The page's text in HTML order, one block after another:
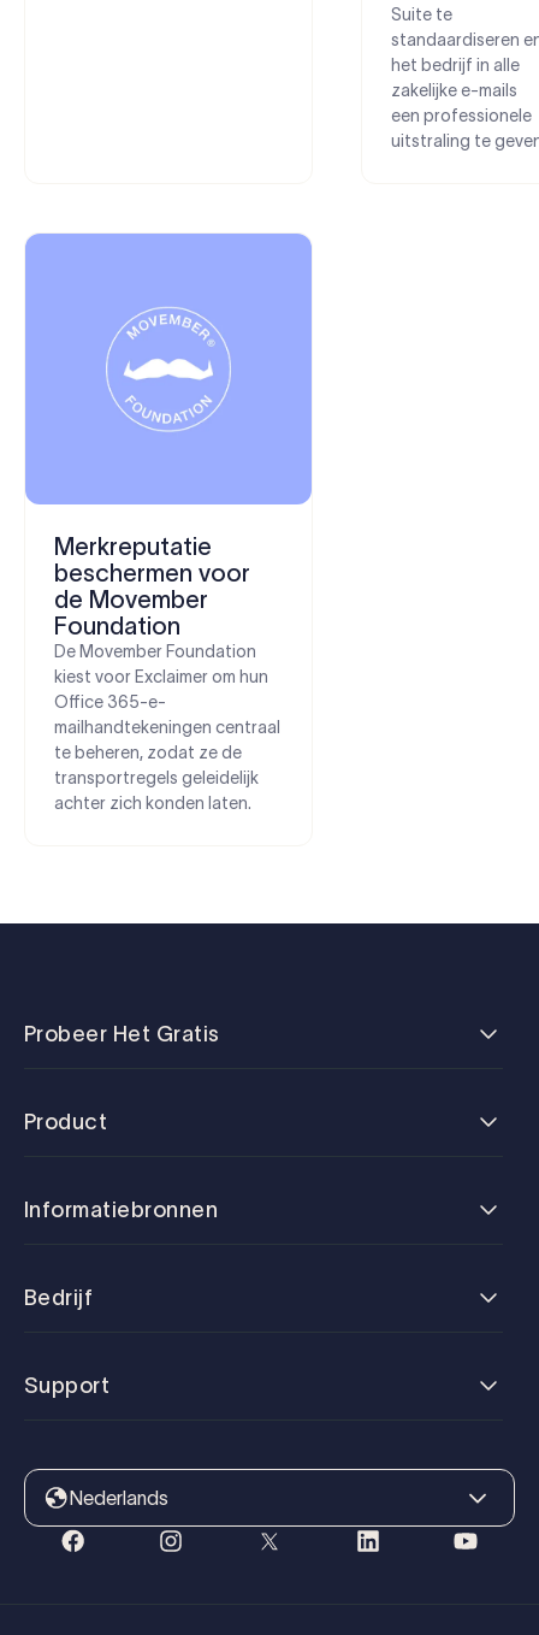
Suite te
standaardiseren
het bedrijf in alle
zakelijke e-mails
een professionele
uitstraling te
Merkreputatie
beschermen voor
de Movember
Foundation
De Movember Foundation
kiest voor Exclaimer om hun
Office 365-e-
mailhandtekeningen centraal
te beheren, zodat ze de
transportregels geleidelijk
achter zich konden laten.
Probeer Het Gratis
Product
Informatiebronnen
Bedrijf
Support
Nederlands